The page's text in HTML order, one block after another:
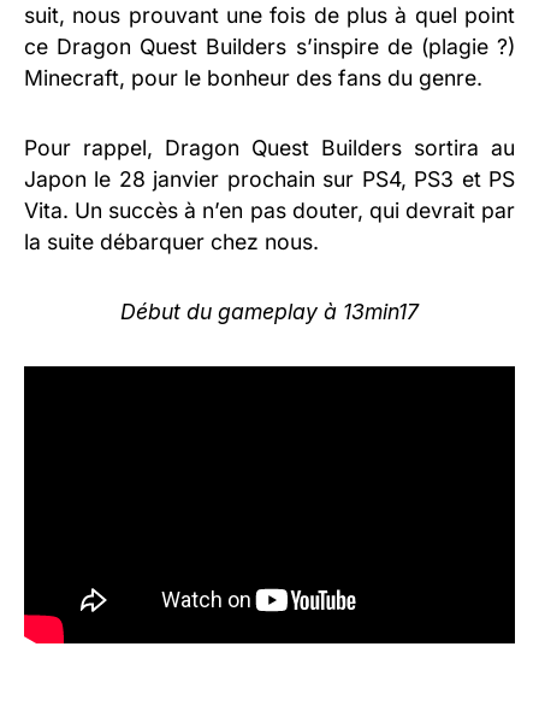
suit, nous prouvant une fois de plus à quel point
ce Dragon Quest Builders s’inspire de (plagie ?)
Minecraft, pour le bonheur des fans du genre.
Pour rappel, Dragon Quest Builders sortira au
Japon le 28 janvier prochain sur PS4, PS3 et PS
Vita. Un succès à n’en pas douter, qui devrait par
la suite débarquer chez nous.
Début du gameplay à 13min17